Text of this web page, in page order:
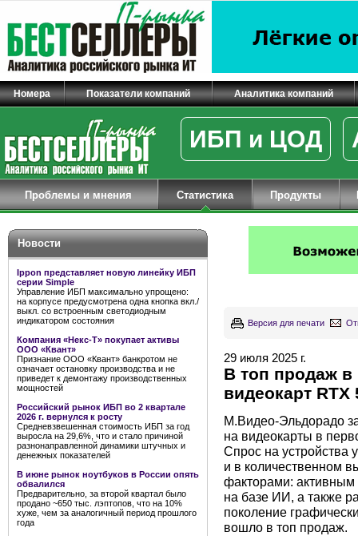
Номера Показатели компаний Аналитика компаний
ИБП и ЦОД
Проблемы и мнения Статистика Продукты
Новости
Ippon представляет новую линейку ИБП
серии Simple
Управление ИБП максимально упрощено:
на корпусе предусмотрена одна кнопка вкл./
выкл. со встроенным светодиодным
индикатором состояния
Компания «Некс-Т» покупает активы
ООО «Квант»
Признание ООО «Квант» банкротом не
означает остановку производства и не
приведет к демонтажу производственных
мощностей
Российский рынок ИБП во 2 квартале
2026 г. вернулся к росту
Средневзвешенная стоимость ИБП за год
выросла на 29,6%, что и стало причиной
разнонаправленной динамики штучных и
денежных показателей
В июне рынок ноутбуков в России опять
обвалился
Предварительно, за второй квартал было
продано ~650 тыс. лэптопов, что на 10%
хуже, чем за аналогичный период прошлого
года
Версия для печати
29 июля 2025 г.
В топ продаж
видеокарт RTX
М.Видео-Эльдорадо
на видеокарты в
Спрос на устройства
и в количественном
факторами: активным
на базе ИИ, а также
поколение
вошло в топ продаж.